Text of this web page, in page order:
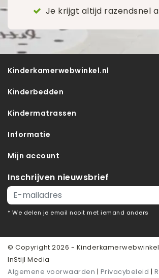
Je krijgt altijd razendsnel
Kinderkamerwebwinkel.nl
Kinderbedden
Kindermatrassen
Informatie
Mijn account
Inschrijven nieuwsbrief
* We delen je email nooit met iemand anders
© Copyright 2026 -
InStijl Media
Algemene voorwaarden | Privacybeleid |